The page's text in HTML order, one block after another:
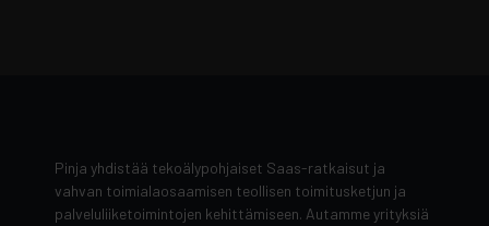
Pinja yhdistää tekoälypohjaiset Saas-ratkaisut ja
vahvan toimialaosaamisen teollisen toimitusketjun ja
palveluliiketoimintojen kehittämiseen. Autamme yrityksiä